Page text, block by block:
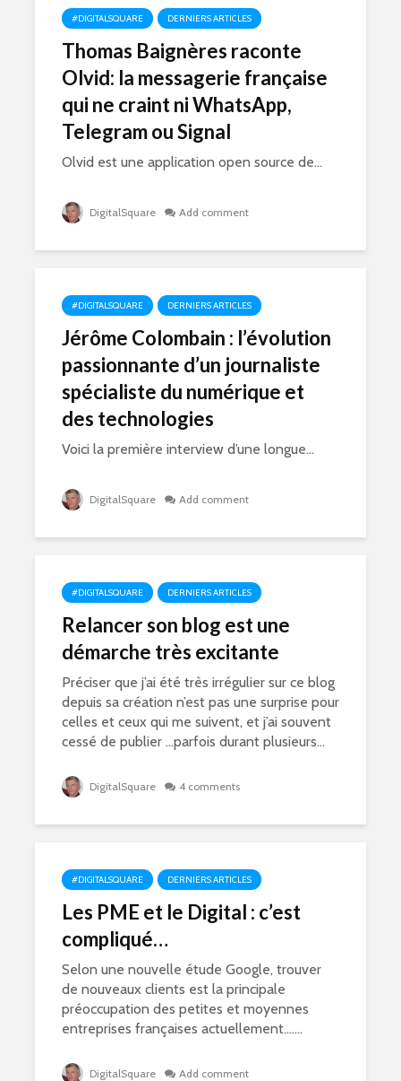
#DIGITALSQUARE DERNIERS ARTICLES
Thomas Baignères raconte
Olvid: la messagerie française
qui ne craint ni WhatsApp,
Telegram ou Signal
Olvid est une application open source de...
DigitalSquare Add comment
#DIGITALSQUARE DERNIERS ARTICLES
Jérôme Colombain : l’évolution
passionnante d’un journaliste
spécialiste du numérique et
des technologies
Voici la première interview d’une longue...
DigitalSquare Add comment
#DIGITALSQUARE DERNIERS ARTICLES
Relancer son blog est une
démarche très excitante
Préciser que j’ai été très irrégulier sur ce blog
depuis sa création n’est pas une surprise pour
celles et ceux qui me suivent, et j’ai souvent
cessé de publier …parfois durant plusieurs...
DigitalSquare 4 comments
#DIGITALSQUARE DERNIERS ARTICLES
Les PME et le Digital : c’est
compliqué…
Selon une nouvelle étude Google, trouver
de nouveaux clients est la principale
préoccupation des petites et moyennes
entreprises françaises actuellement…....
DigitalSquare Add comment